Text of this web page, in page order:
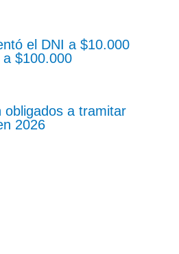
el DNI a $10.000
$100.000
obligados a tramitar
2026